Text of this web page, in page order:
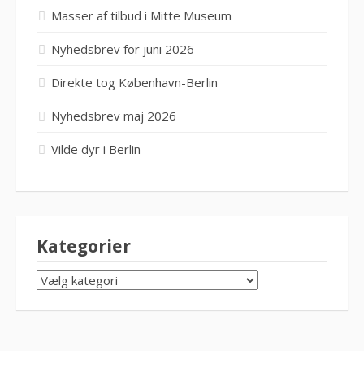
Masser af tilbud i Mitte Museum
Nyhedsbrev for juni 2026
Direkte tog København-Berlin
Nyhedsbrev maj 2026
Vilde dyr i Berlin
Kategorier
KATEGORIER